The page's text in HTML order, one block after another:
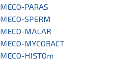
MECO-PARAS
MECO-SPERM
MECO-MALAR
MECO-MYCOBACT
MECO-HISTOm